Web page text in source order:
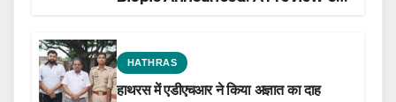
HATHRAS
हाथरस में एडीएचआर ने किया अज्ञात का दाह